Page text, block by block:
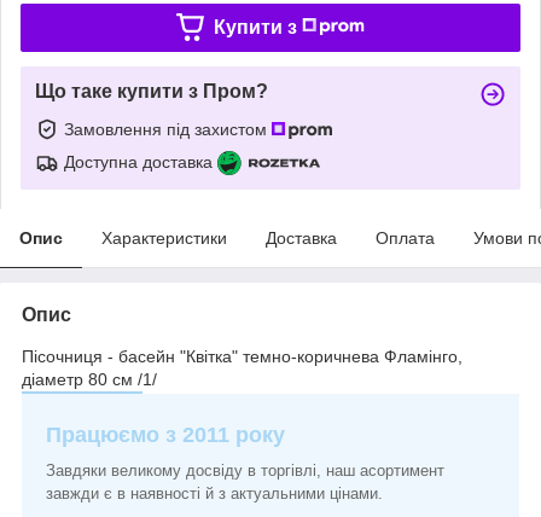
Купити з
Що таке купити з Пром?
Замовлення під захистом
Доступна доставка
Опис Характеристики Доставка Оплата Умови
Опис
Пісочниця - басейн "Квітка" темно-коричнева Фламінго,
діаметр 80 см /1/
Працюємо з 2011 року
Завдяки великому досвіду в торгівлі, наш асортимент
завжди є в наявності й з актуальними цінами.